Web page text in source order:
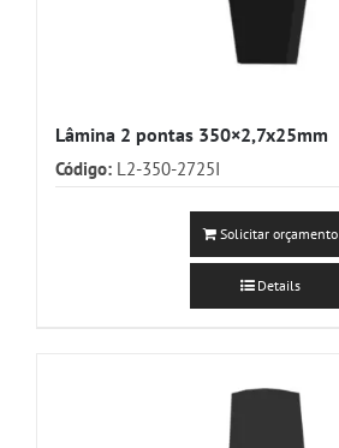
Lâmina 2 pontas 350×2,7x25mm
Código: L2-350-2725I
Solicitar orçamento
Details